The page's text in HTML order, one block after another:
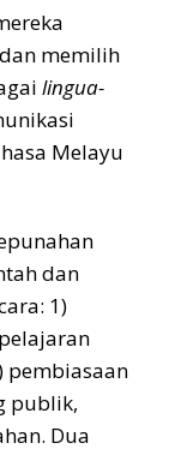
memilih
lingua-
Melayu
dan
1)
pembiasaan
publik,
Dua